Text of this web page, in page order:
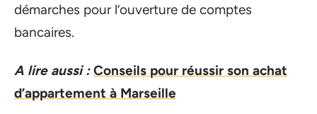
démarches pour l’ouverture de comptes
bancaires.
A lire aussi : Conseils pour réussir son achat
d’appartement à Marseille